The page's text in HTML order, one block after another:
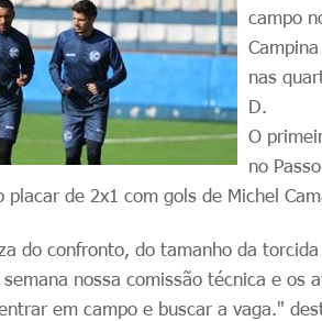
campo
nas
D.
O
no
de 2x1 com gols de Michel
do confronto, do tamanho da
nossa comissão técnica e os
em campo e buscar a vaga."